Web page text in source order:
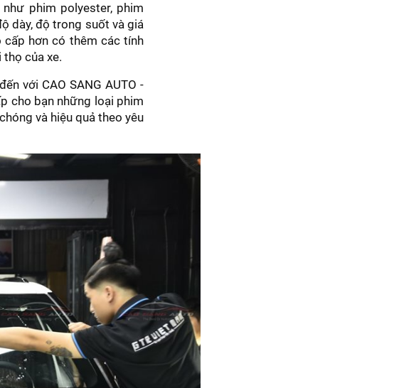
phim polyester, phim
dày, độ trong suốt và giá
cấp hơn có thêm các tính
của xe.
với CAO SANG AUTO -
cho bạn những loại phim
và hiệu quả theo yêu